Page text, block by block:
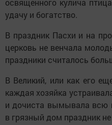
освященного кулича
удачу и богатство.
В праздник Пасхи и на
церковь не венчала
праздники считалось
В Великий, или как его
каждая хозяйка
и дочиста вымывала всю
в грязный дом праздник